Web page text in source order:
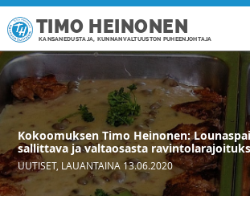
TIMO HEINONEN
KANSANEDUSTAJA, KUNNANVALTUUSTON PUHEENJOHTAJA
Kokoomuksen Timo Heinonen:
sallittava ja valtaosasta
UUTISET, LAUANTAINA 13.06.2020